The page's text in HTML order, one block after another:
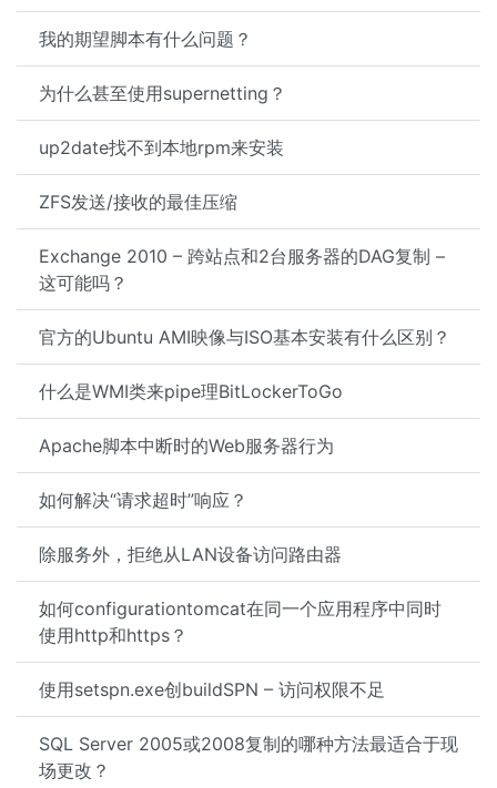
我的期望脚本有什么问题？
为什么甚至使用supernetting？
up2date找不到本地rpm来安装
ZFS发送/接收的最佳压缩
Exchange 2010 – 跨站点和2台服务器的DAG复制 –
这可能吗？
官方的Ubuntu AMI映像与ISO基本安装有什么区别？
什么是WMI类来pipe理BitLockerToGo
Apache脚本中断时的Web服务器行为
如何解决“请求超时”响应？
除服务外，拒绝从LAN设备访问路由器
如何configurationtomcat在同一个应用程序中同时
使用http和https？
使用setspn.exe创buildSPN – 访问权限不足
SQL Server 2005或2008复制的哪种方法最适合于现
场更改？